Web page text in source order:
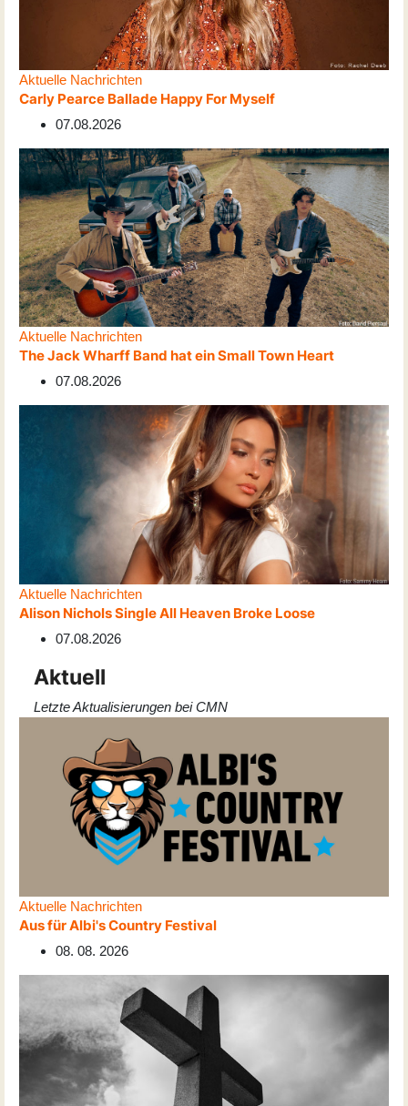
Aktuelle Nachrichten
Carly Pearce Ballade Happy For Myself
07.08.2026
Aktuelle Nachrichten
The Jack Wharff Band hat ein Small Town Heart
07.08.2026
Aktuelle Nachrichten
Alison Nichols Single All Heaven Broke Loose
07.08.2026
Aktuell
Letzte Aktualisierungen bei CMN
Aktuelle Nachrichten
Aus für Albi's Country Festival
08. 08. 2026